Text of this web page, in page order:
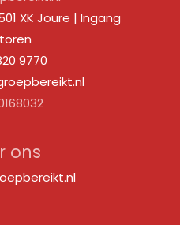
XK Joure | Ingang
9770
ons